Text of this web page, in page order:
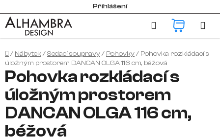
na
obsah
Přihlášení
Hledat
Domů
/ Nábytek/Sedací soupravy/ Pohovky/ Pohovka rozkládací s
úložným prostorem DANCAN OLGA 116 cm, béžová
Pohovka rozkládací s
úložným prostorem
DANCAN OLGA 116 cm,
béžová